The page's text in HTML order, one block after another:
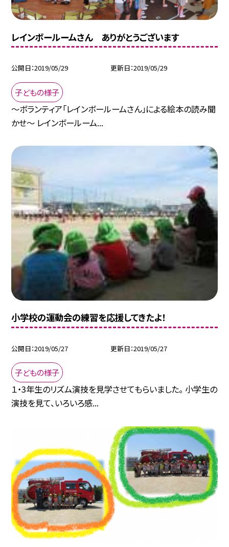
レインボールームさん ありがとうございます
公開日 2019/05/29 更新日 2019/05/29
子どもの様子
〜ボランティア「レインボールームさん」による絵本の読み聞
かせ〜 レインボールーム...
小学校の運動会の練習を応援してきたよ！
公開日 2019/05/27 更新日 2019/05/27
子どもの様子
１・3年生のリズム演技を見学させてもらいました。 小学生の
演技を見て、いろいろ感...